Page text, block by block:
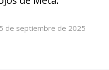
de septiembre de 2025